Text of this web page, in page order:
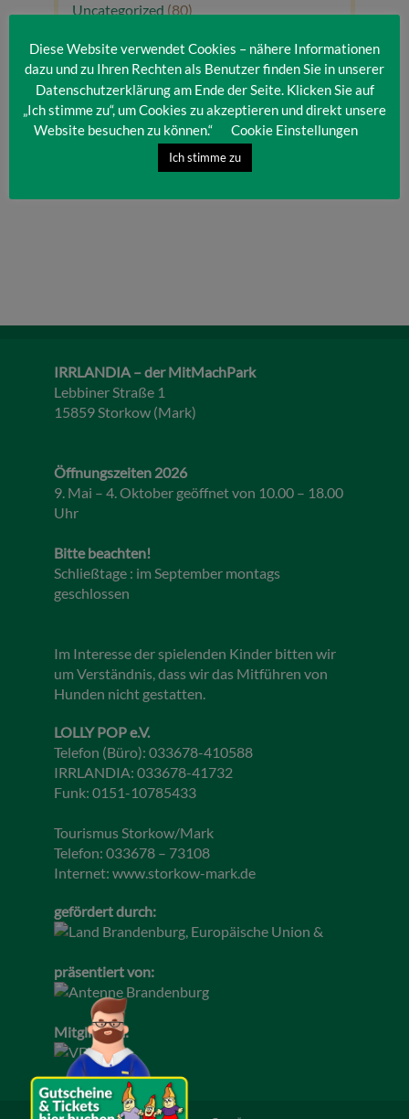
Uncategorized (80)
Unsere Gäste(1)
IRRLANDIA – der MitMachPark
Lebbiner Straße 1
15859 Storkow (Mark)
Öffnungszeiten 2026
9. Mai – 4. Oktober geöffnet von 10.00 – 18.00
Uhr
Bitte beachten!
Schließtage : im September montags
geschlossen
Im Interesse der spielenden Kinder bitten wir
um Verständnis, dass wir das Mitführen von
Hunden nicht gestatten.
LOLLY POP e.V.
Telefon (Büro): 033678-410588
IRRLANDIA: 033678-41732
Funk: 0151-10785433
Tourismus Storkow/Mark
Telefon: 033678 – 73108
Internet: www.storkow-mark.de
gefördert durch:
präsentiert von:
Mitglied im:
Diese Website verwendet Cookies – nähere Informationen
dazu und zu Ihren Rechten als Benutzer finden Sie in unserer
Datenschutzerklärung am Ende der Seite. Klicken Sie auf
„Ich stimme zu“, um Cookies zu akzeptieren und direkt unsere
Website besuchen zu können.“
Cookie Einstellungen
Ich stimme zu